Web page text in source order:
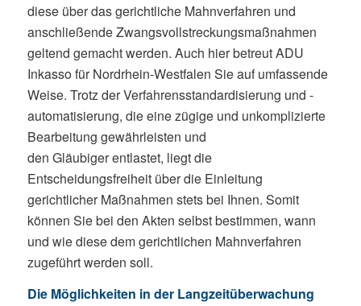
diese über das gerichtliche Mahnverfahren und
anschließende Zwangsvollstreckungsmaßnahmen
geltend gemacht werden. Auch hier betreut ADU
Inkasso für Nordrhein-Westfalen Sie auf umfassende
Weise. Trotz der Verfahrensstandardisierung und -
automatisierung, die eine zügige und unkomplizierte
Bearbeitung gewährleisten und
den Gläubiger entlastet, liegt die
Entscheidungsfreiheit über die Einleitung
gerichtlicher Maßnahmen stets bei Ihnen. Somit
können Sie bei den Akten selbst bestimmen, wann
und wie diese dem gerichtlichen Mahnverfahren
zugeführt werden soll.
Die Möglichkeiten in der Langzeitüberwachung